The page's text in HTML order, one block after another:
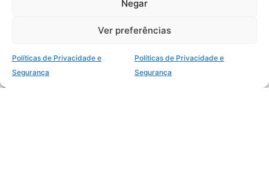
Negar
Ver preferências
Políticas de Privacidade e
Segurança
Políticas de Privacidade e
Segurança
Bíblicos e Esboços para Sermões
Comentários da EBD